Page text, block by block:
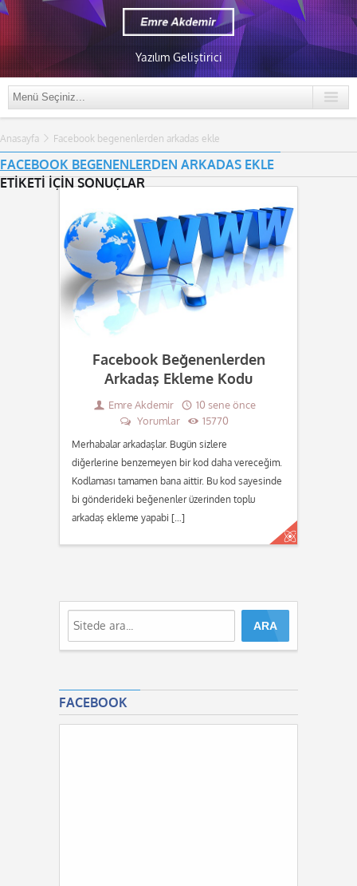
Yazılım Geliştirici
Anasayfa Facebook begenenlerden arkadas ekle
FACEBOOK BEGENENLERDEN ARKADAS EKLE
ETİKETİ İÇİN SONUÇLAR
Facebook Beğenenlerden
Arkadaş Ekleme Kodu
Emre Akdemir
10 sene önce
Yorumlar
15770
Merhabalar arkadaşlar. Bugün sizlere
diğerlerine benzemeyen bir kod daha vereceğim.
Kodlaması tamamen bana aittir. Bu kod sayesinde
bi gönderideki beğenenler üzerinden toplu
arkadaş ekleme yapabi […]
FACEBOOK